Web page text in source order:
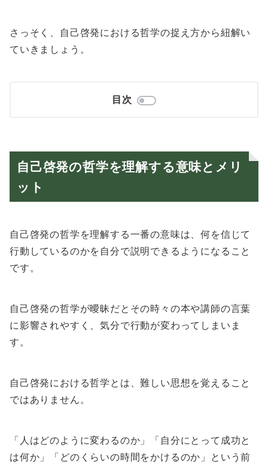
さっそく、自己啓発における哲学の捉え方から紐解い
ていきましょう。
目次
自己啓発の哲学を理解する意味とメリ
ット
自己啓発の哲学を理解する一番の意味は、何を信じて
行動しているのかを自分で説明できるようになること
です。
自己啓発の哲学が曖昧だとその時々の本や講師の言葉
に影響されやすく、気分で行動が変わってしまいま
す。
自己啓発における哲学とは、難しい思想を覚えること
ではありません。
「人はどのように変わるのか」「自分にとって成功と
は何か」「どのくらいの時間をかけるのか」という前